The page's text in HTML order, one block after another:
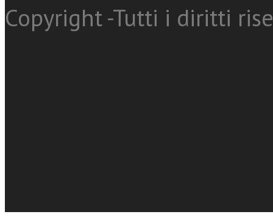
Copyright -Tutti i diritti